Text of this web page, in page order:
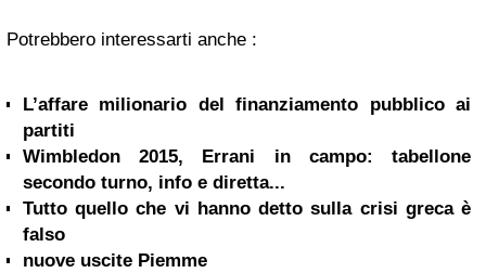
Potrebbero interessarti anche :
L’affare milionario del finanziamento pubblico ai
partiti
Wimbledon 2015, Errani in campo: tabellone
secondo turno, info e diretta...
Tutto quello che vi hanno detto sulla crisi greca è
falso
nuove uscite Piemme